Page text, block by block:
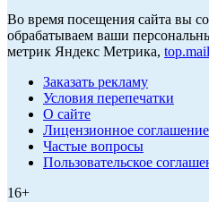
Во время посещения сайта вы
обрабатываем ваши
метрик Яндекс Метрика,
Заказать рекламу
Условия перепечатки
О сайте
Лицензионное соглашение
Частые вопросы
Пользовательское
16+